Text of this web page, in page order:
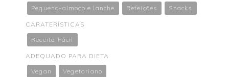
Pequeno-almoço e lanche
Refeições Snacks
CARATERÍSTICAS
Receita Fácil
ADEQUADO PARA DIETA
Vegan
Vegetariano